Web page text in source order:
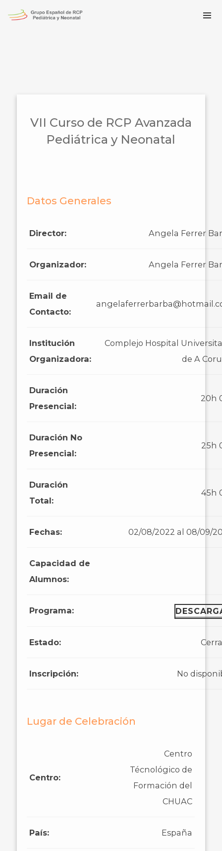
VII Curso de RCP Avanzada
Pediátrica y Neonatal
Datos Generales
Director: Angela Ferrer
Organizador: Angela Ferrer
Email de
Contacto:
Institución
Organizadora:
Complejo Hospital
de A
Duración
Presencial:
20h
Duración No
Presencial:
25h
Duración
Total:
45h
Fechas: 02/08/2022 al 08/09/
Capacidad de
Alumnos:
Programa:
Estado:
Inscripción: No
Lugar de Celebración
Centro:
Centro
Técnológico de
Formación del
CHUAC
País: España